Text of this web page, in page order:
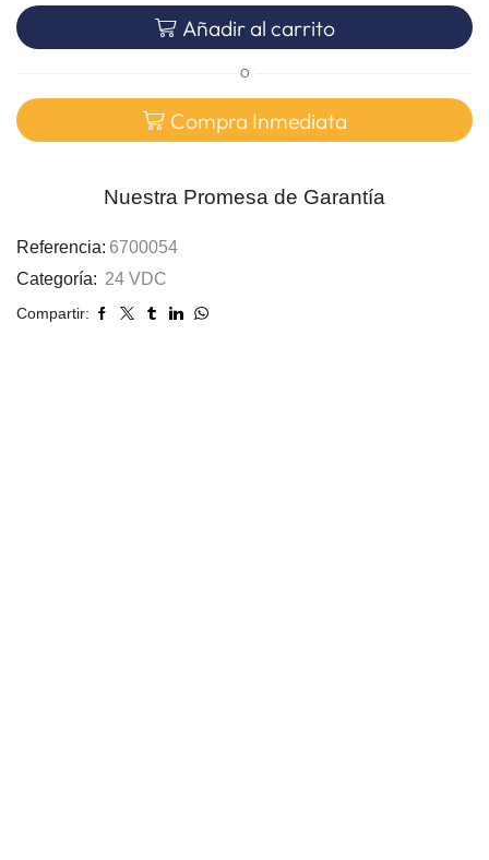
Añadir al carrito
O
Compra Inmediata
Nuestra Promesa de Garantía
Referencia: 6700054
Categoría: 24 VDC
Compartir: